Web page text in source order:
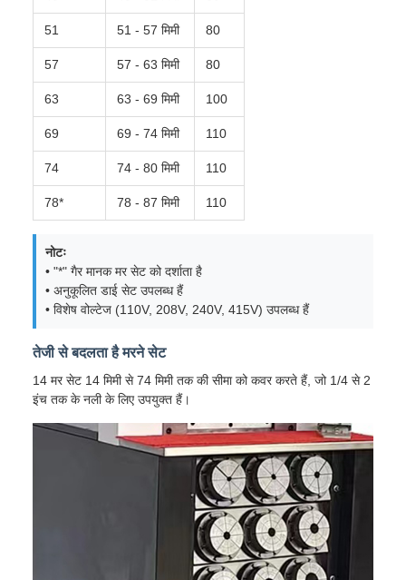
51 51 - 57 मिमी 80
57 57 - 63 मिमी 80
63 63 - 69 मिमी 100
69 69 - 74 मिमी 110
74 74 - 80 मिमी 110
78* 78 - 87 मिमी 110
नोटः
• "*" गैर मानक मर सेट को दर्शाता है
• अनुकूलित डाई सेट उपलब्ध हैं
• विशेष वोल्टेज (110V, 208V, 240V, 415V) उपलब्ध हैं
तेजी से बदलता है मरने सेट
14 मर सेट 14 मिमी से 74 मिमी तक की सीमा को कवर करते हैं, जो 1/4 से 2
इंच तक के नली के लिए उपयुक्त हैं।